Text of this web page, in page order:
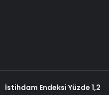
İstihdam Endeksi Yüzde 1,2